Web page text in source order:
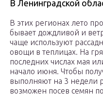
В Ленинградской
В этих регионах лето
бывает дождливой и
чаще используют
овощи в теплицах. На
последних числах мая
начало июня. Чтобы
выполняют на 3 недели
возможен посев семян